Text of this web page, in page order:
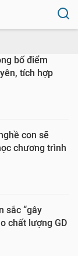
bố điểm
tích hợp
con sẽ
chương trình
sắc “gây
chất lượng GD